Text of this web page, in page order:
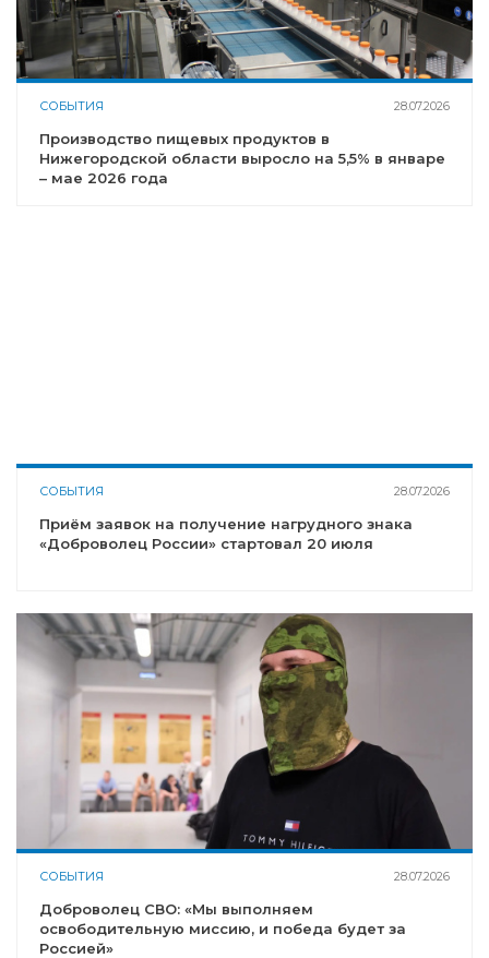
СОБЫТИЯ 28.07.2026
Производство пищевых продуктов в
Нижегородской области выросло на 5,5% в январе
– мае 2026 года
СОБЫТИЯ 28.07.2026
Приём заявок на получение нагрудного знака
«Доброволец России» стартовал 20 июля
СОБЫТИЯ 28.07.2026
Доброволец СВО: «Мы выполняем
освободительную миссию, и победа будет за
Россией»